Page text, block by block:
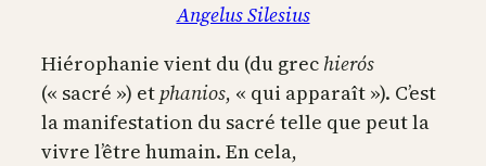
Angelus Silesius
Hiérophanie vient du (du grec hierós
(« sacré ») et phanios, « qui apparaît »). C’est
la manifestation du sacré telle que peut la
vivre l’être humain. En cela,